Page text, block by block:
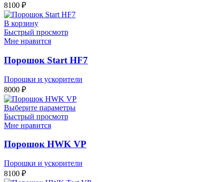
8100 ₽
В корзину
Быстрый просмотр
Мне нравится
Порошок Start HF7
Порошки и ускорители
8000 ₽
Выберите параметры
Быстрый просмотр
Мне нравится
Порошок HWK VP
Порошки и ускорители
8100 ₽